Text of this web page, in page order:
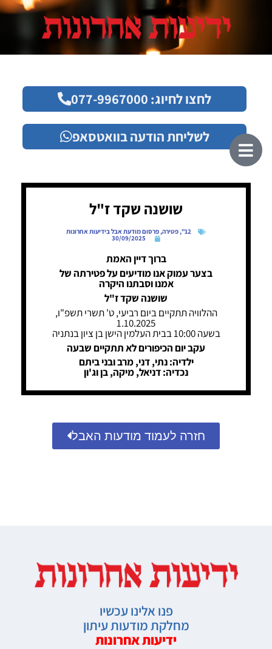
לחצו לחיוג: 077-9967000
לשליחת הודעה בוואטסאפ
שושנה שקד ז"ל
12"
,פטירה,פרסום מודעת אבל בידיעות אחרונות
30/09/2025
ברוך דיין האמת
בצער עמוק אנו מודיעים על פטירתה של
אמנו וסבתנו היקרה
שושנה שקד ז"ל
ההלוויה תתקיים ביום רביעי, ט' תשרי תשפ"ו,
1.10.2025
בשעה 10:00 בבית העלמין הישן בן ציון בנתניה
עקב יום הכיפורים לא תתקיים שבעה
ילדיה: נתי, דני, מרב ובני ביתם
נכדיה: דניאל, מיקה, בן וג'ון
חזרה לעמוד מודעות האבל
פנו אלינו עכשיו
מחלקת מודעות עיתון
ידיעות אחרונות